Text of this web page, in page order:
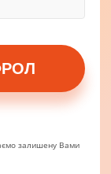
залишену Вами